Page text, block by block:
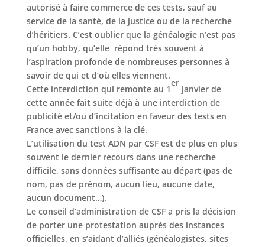
autorisé à faire commerce de ces tests, sauf au
service de la santé, de la justice ou de la recherche
d’héritiers. C’est oublier que la généalogie n’est pas
qu’un hobby, qu’elle répond très souvent à
l’aspiration profonde de nombreuses personnes à
savoir de qui et d’où elles viennent.
Cette interdiction qui remonte au 1
er
janvier de
cette année fait suite déjà à une interdiction de
publicité et/ou d’incitation en faveur des tests en
France avec sanctions à la clé.
L’utilisation du test ADN par CSF est de plus en plus
souvent le dernier recours dans une recherche
difficile, sans données suffisante au départ (pas de
nom, pas de prénom, aucun lieu, aucune date,
aucun document…).
Le conseil d’administration de CSF a pris la décision
de porter une protestation auprès des instances
officielles, en s’aidant d’alliés (généalogistes, sites